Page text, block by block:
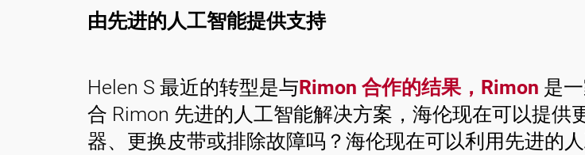
由先进的人工智能提供支持
Helen S 最近的转型是与Rimon 合作的结果，Rimon 是
合 Rimon 先进的人工智能解决方案，海伦现在可以提
器、更换皮带或排除故障吗？海伦现在可以利用先进的